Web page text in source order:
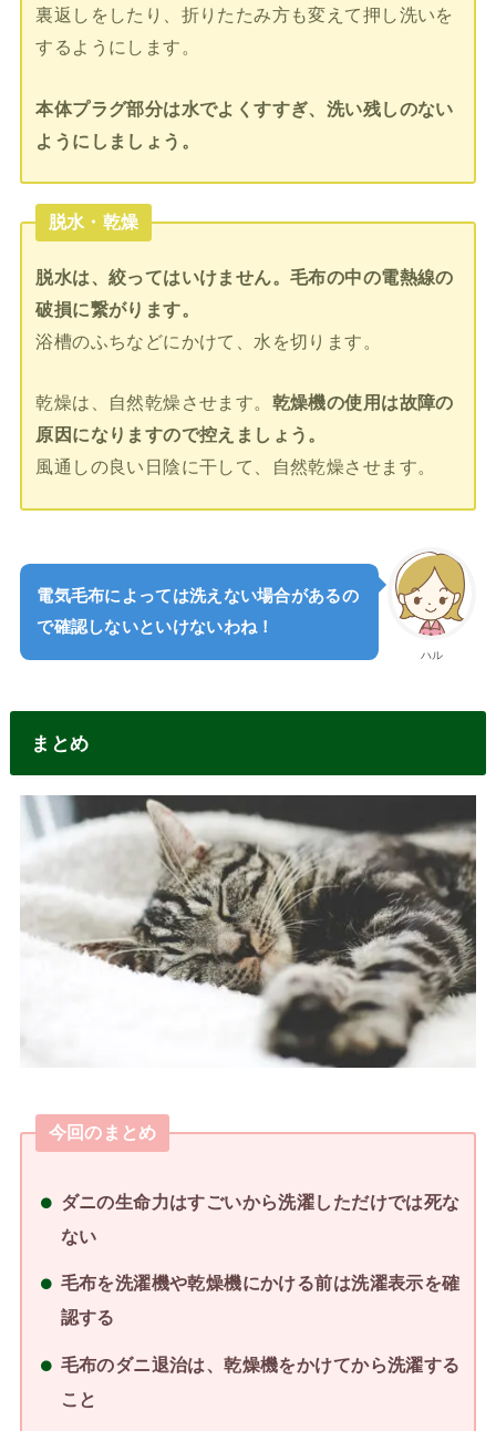
裏返しをしたり、折りたたみ方も変えて押し洗いを
するようにします。
本体プラグ部分は水でよくすすぎ、洗い残しのない
ようにしましょう。
脱水・乾燥
脱水は、絞ってはいけません。毛布の中の電熱線の
破損に繋がります。
浴槽のふちなどにかけて、水を切ります。
乾燥は、自然乾燥させます。 乾燥機の使用は故障の
原因になりますので控えましょう。
風通しの良い日陰に干して、自然乾燥させます。
ハル
電気毛布によっては洗えない場合があるの
で確認しないといけないわね！
まとめ
今回のまとめ
ダニの生命力はすごいから洗濯しただけでは死な
ない
毛布を洗濯機や乾燥機にかける前は洗濯表示を確
認する
毛布のダニ退治は、乾燥機をかけてから洗濯する
こと